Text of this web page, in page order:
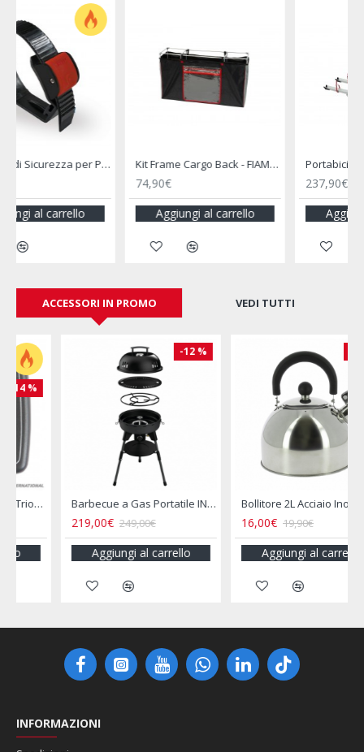
Kit Frame Cargo Back - FIAMMA
Aggiungi al carrello
Portabici Carry Bike Garage Standard - FIAMMA
Aggiungi al carrello
ACCESSORI IN PROMO VEDI TUTTI
-20 %
Bollitore 2L Acciaio Inox per Camper e Campeggio
19,90€
Aggiungi al carrello
-34 %
Bollitore Elettrico 12V Camper 800ML Presa Accendisigari
25,50€
Aggiungi al carrello
INFORMAZIONI